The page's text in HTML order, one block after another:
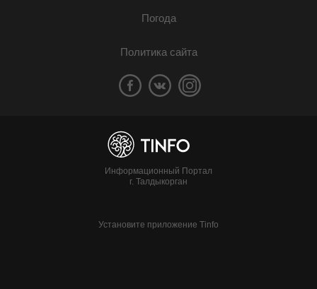
Погода
Политика сайта
Информационный Портал
г. Талдыкорган
Установите приложение Tinfo